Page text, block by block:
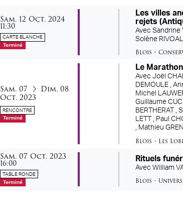
samedi
Sam. 12 octobre
Oct. 2024
11:30
CARTE BLANCHE
Terminé
Les villes
rejets
AvecSandrine
Solène RIVOAL
Blois •
du
samedi
Sam. 07 au
dimanche
Dim. 08octobre
Oct. 2023
RENCONTRE
Terminé
Le
AvecJoël
DEMOULE ,
Michel
Guillaume
BERTHERAT ,
LETT , Paul
, Mathieu
Blois • Les
samedi
Sam. 07 octobre
Oct. 2023
16:00
TABLE RONDE
Terminé
Rituels
AvecWilliam
Blois •